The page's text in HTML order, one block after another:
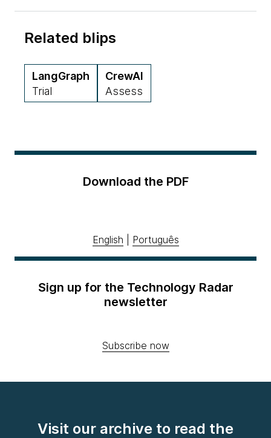
Related blips
LangGraph
Trial
CrewAI
Assess
Download the PDF
English Português
Sign up for the Technology Radar
newsletter
Subscribe now
Visit our archive to read the